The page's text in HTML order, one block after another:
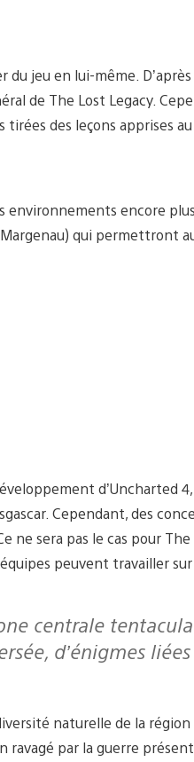
jeu en lui-même. D’après
de The Lost Legacy.
des leçons apprises
environnements encore
qui permettront
d’Uncharted
Cependant, des
sera pas le cas pour The
peuvent travailler
d’énigmes
naturelle de la région
ravagé par la guerre